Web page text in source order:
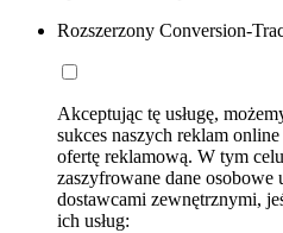
Rozszerzony Conversion-
Akceptując tę usługę,
sukces naszych reklam
ofertę reklamową. W tym
zaszyfrowane dane
dostawcami zewnętrznymi,
ich usług: